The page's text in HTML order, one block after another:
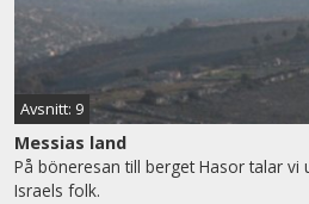
Avsnitt: 9
Messias land
På böneresan till berget Hasor talar vi
Israels folk.